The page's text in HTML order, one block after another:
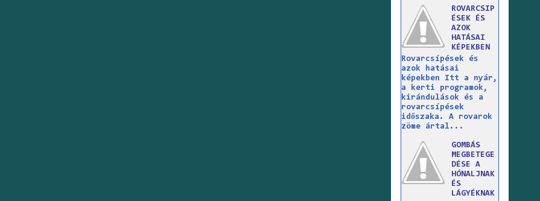
ROVARCSIP
ÉSEK ÉS
AZOK
HATÁSAI
KÉPEKBEN
Rovarcsípések és
azok hatásai
képekben Itt a nyár,
a kerti programok,
kirándulások és a
rovarcsípések
időszaka. A rovarok
zöme ártal...
GOMBÁS
MEGBETEGE
DÉSE A
HÓNALJNAK
ÉS
LÁGYÉKNAK